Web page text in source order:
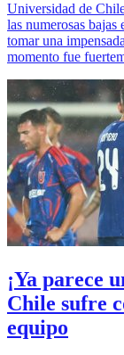
Universidad de
las numerosas
tomar una
momento fue
¡Ya parece
Chile sufre
equipo